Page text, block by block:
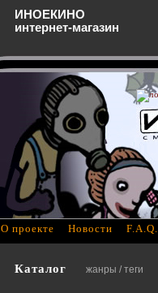
Каталог жанры / теги
О проекте Новости F.A.Q.
ИНОЕКИНО
интернет-магазин